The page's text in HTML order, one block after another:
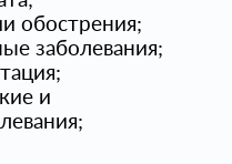
обострения;
заболевания;
и